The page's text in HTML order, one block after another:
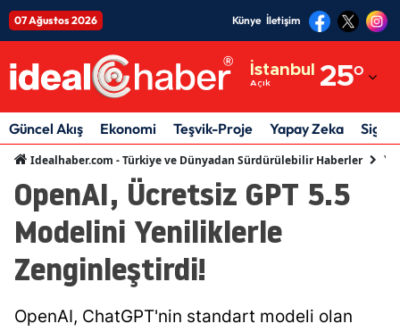
07 Ağustos 2026 Künye İletişim
İstanbul
Açık 25°
Adıyaman
Afyonkarahisar
Ağrı
Amasya
Ankara
Artvin
Güncel Akış Ekonomi Teşvik-Proje Yapay Zeka
Idealhaber.com - Türkiye ve Dünyadan Sürdürülebilir Haberler
OpenAI, Ücretsiz GPT 5.5
Modelini Yeniliklerle
Zenginleştirdi!
OpenAI, ChatGPT'nin standart modeli olan